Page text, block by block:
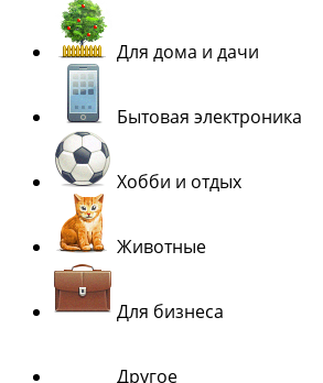
Для дома и дачи
Бытовая электроника
Хобби и отдых
Животные
Для бизнеса
Другое